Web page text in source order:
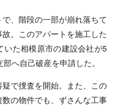
、階段の一部が崩れ落ちて
。このアパートを施工した
いた相模原市の建設会社が5
へ自己破産を申請した。
で捜査を開始。また、この
の物件でも、ずさんな工事